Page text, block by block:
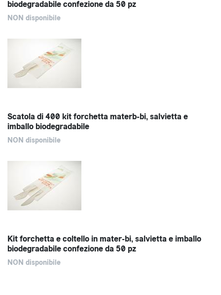
biodegradabile confezione da 50 pz
NON disponibile
Scatola di 400 kit forchetta materb-bi, salvietta e
imballo biodegradabile
NON disponibile
Kit forchetta e coltello in mater-bi, salvietta e imballo
biodegradabile confezione da 50 pz
NON disponibile